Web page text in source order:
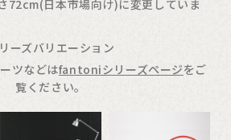
72cm(日本市場向け)に変更していま
ーズバリエーション
ツなどはfantoniシリーズページをご
覧ください。